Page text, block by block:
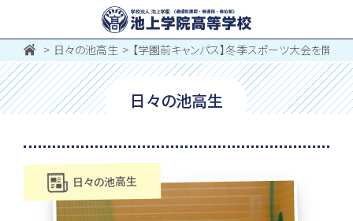
日々の池高生 【学園前キャンパス】冬季スポーツ大会を開催し
日々の池高生
日々の池高生